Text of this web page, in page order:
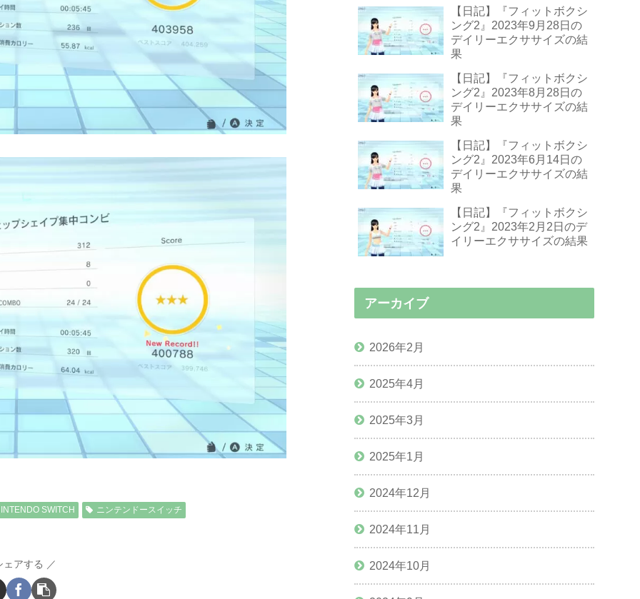
SWITCH ニンテンドースイッチ
ェアする
【日記】『フィットボクシ
ング2』2023年9月28日の
デイリーエクササイズの結
果
【日記】『フィットボクシ
ング2』2023年8月28日の
デイリーエクササイズの結
果
【日記】『フィットボクシ
ング2』2023年6月14日の
デイリーエクササイズの結
果
【日記】『フィットボクシ
ング2』2023年2月2日のデ
イリーエクササイズの結果
アーカイブ
2026年2月
2025年4月
2025年3月
2025年1月
2024年12月
2024年11月
2024年10月